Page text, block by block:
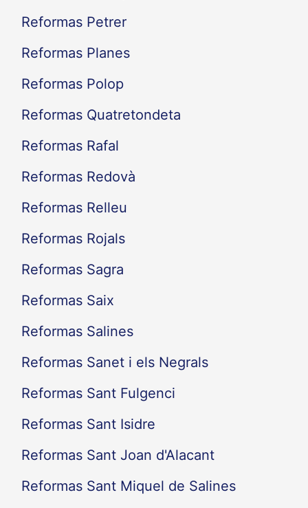
Reformas Petrer
Reformas Planes
Reformas Polop
Reformas Quatretondeta
Reformas Rafal
Reformas Redovà
Reformas Relleu
Reformas Rojals
Reformas Sagra
Reformas Saix
Reformas Salines
Reformas Sanet i els Negrals
Reformas Sant Fulgenci
Reformas Sant Isidre
Reformas Sant Joan d'Alacant
Reformas Sant Miquel de Salines